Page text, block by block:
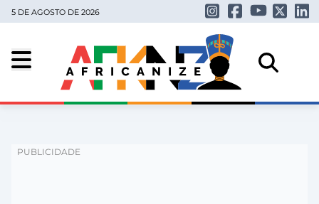
5 DE AGOSTO DE 2026